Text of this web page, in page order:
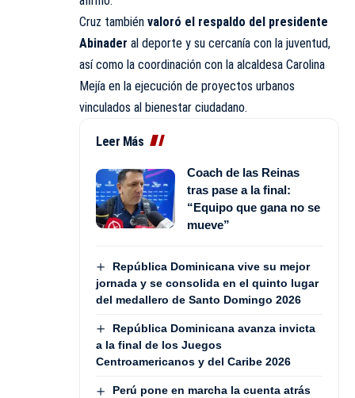
Cruz también valoró el respaldo del presidente
Abinader al deporte y su cercanía con la juventud,
así como la coordinación con la alcaldesa Carolina
Mejía en la ejecución de proyectos urbanos
vinculados al bienestar ciudadano.
Leer Más
Coach de las Reinas
tras pase a la final:
“Equipo que gana no se
mueve”
República Dominicana vive su mejor
jornada y se consolida en el quinto lugar
del medallero de Santo Domingo 2026
República Dominicana avanza invicta
a la final de los Juegos
Centroamericanos y del Caribe 2026
Perú pone en marcha la cuenta atrás